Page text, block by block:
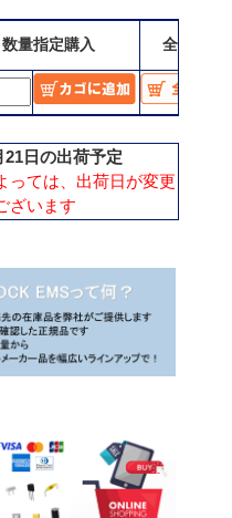
数量指定購入 全数購入
日の出荷予定
っては、出荷日が変更
ざいます